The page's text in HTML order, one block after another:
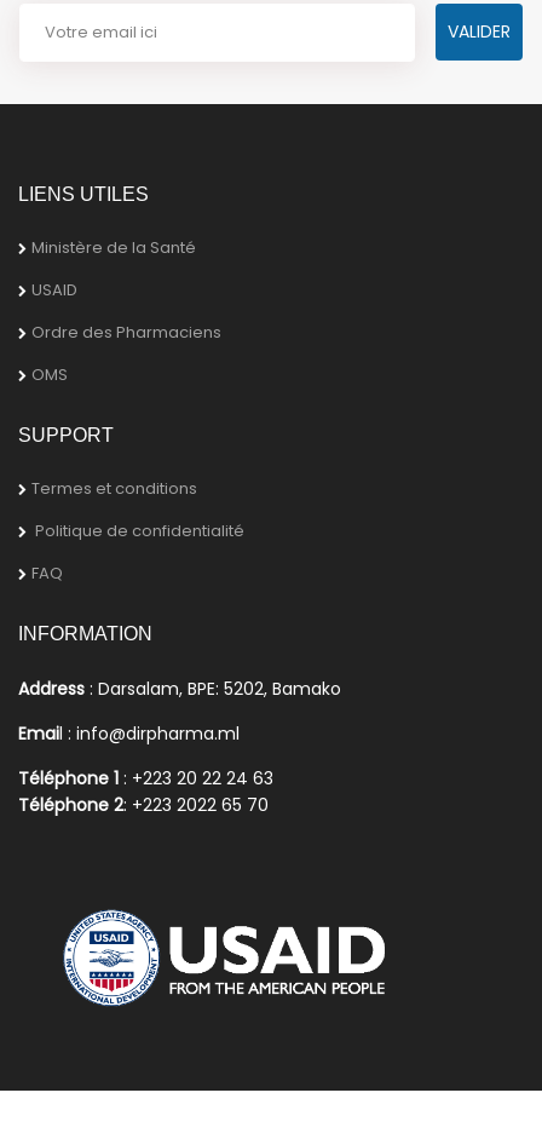
LIENS UTILES
Ministère de la Santé
USAID
Ordre des Pharmaciens
OMS
SUPPORT
Termes et conditions
Politique de confidentialité
FAQ
INFORMATION
Address : Darsalam, BPE: 5202, Bamako
Email : info@dirpharma.ml
Téléphone 1 : +223 20 22 24 63
Téléphone 2: +223 2022 65 70